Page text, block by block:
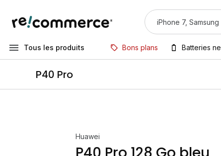
Tous les produits Bons plans Batteries
P40 Pro
Huawei